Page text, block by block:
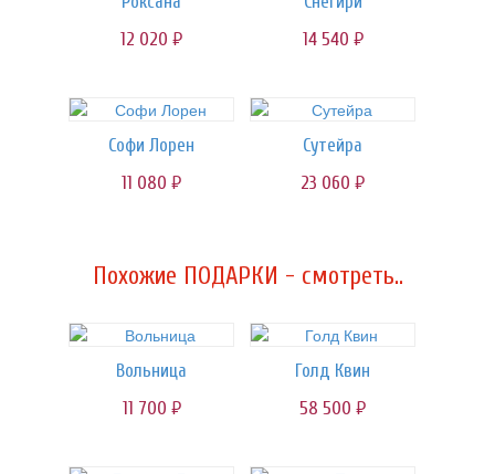
12 020 руб.
14 540 руб.
Софи Лорен
11 080 руб.
Сутейра
23 060 руб.
Похожие ПОДАРКИ - смотреть..
Вольница
11 700 руб.
Голд Квин
58 500 руб.